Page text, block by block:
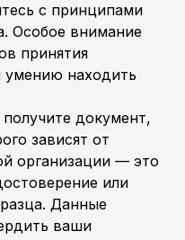
с принципами
Особое внимание
принятия
умению находить
документ,
зависят от
организации — это
или
Данные
ваши